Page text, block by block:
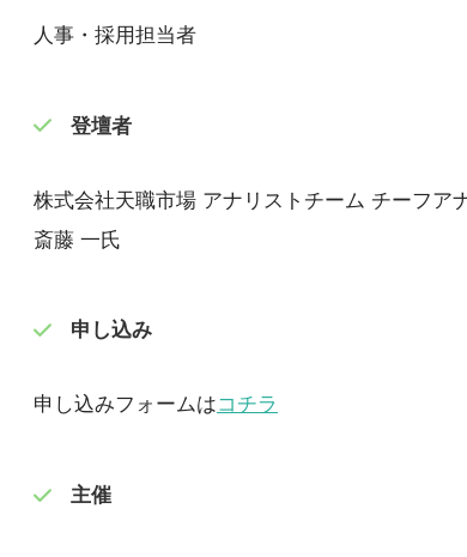
人事・採用担当者
登壇者
株式会社天職市場 アナリストチーム チーフア
斎藤 一氏
申し込み
申し込みフォームはコチラ
主催